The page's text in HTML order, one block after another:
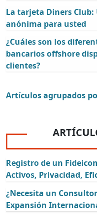
La tarjeta Diners
anónima para usted
¿Cuáles son los
bancarios offshore
clientes?
Artículos agrupados
Registro de un
Activos, Privacidad,
¿Necesita un
Expansión